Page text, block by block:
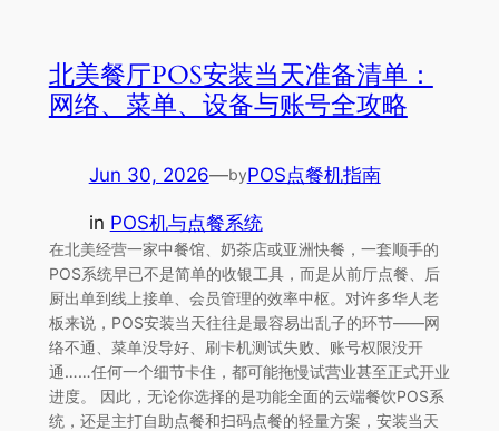
北美餐厅POS安装当天准备清单：
网络、菜单、设备与账号全攻略
Jun 30, 2026—byPOS点餐机指南
in POS机与点餐系统
在北美经营一家中餐馆、奶茶店或亚洲快餐，一套顺手的
POS系统早已不是简单的收银工具，而是从前厅点餐、后
厨出单到线上接单、会员管理的效率中枢。对许多华人老
板来说，POS安装当天往往是最容易出乱子的环节——网
络不通、菜单没导好、刷卡机测试失败、账号权限没开
通……任何一个细节卡住，都可能拖慢试营业甚至正式开业
进度。 因此，无论你选择的是功能全面的云端餐饮POS系
统，还是主打自助点餐和扫码点餐的轻量方案，安装当天